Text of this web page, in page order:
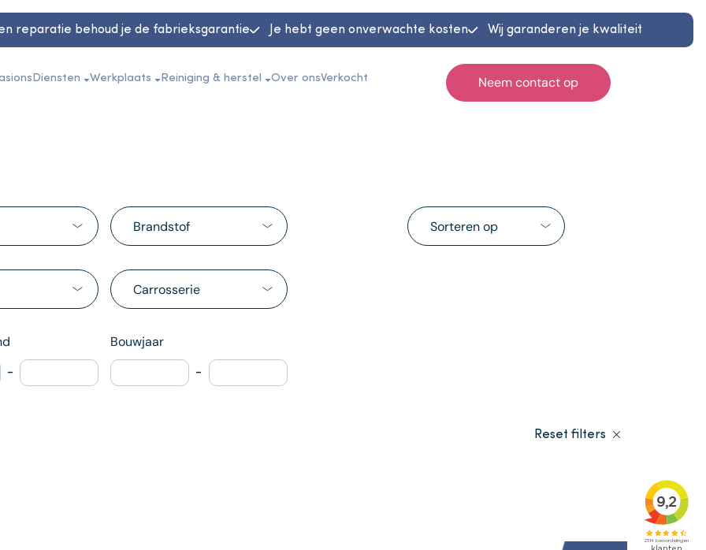
reparatie behoud je de fabrieksgarantie Je hebt geen onverwachte kosten Wij garanderen je kwaliteit
Diensten Werkplaats Reiniging & herstel Over onsVerkocht Neem contact op
Brandstof
Carrosserie
-
Bouwjaar
-
Sorteren op
Reset filters